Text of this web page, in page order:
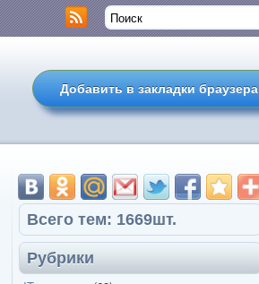
Добавить в закладки браузера
Всего тем: 1669шт.
Рубрики